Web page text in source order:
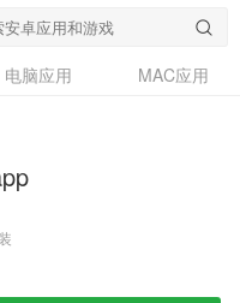
电脑应用
MAC应用